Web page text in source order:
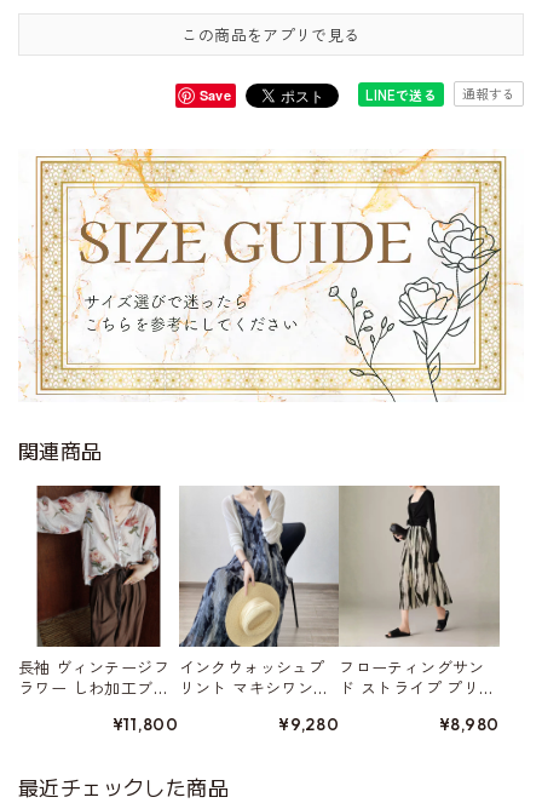
この商品をアプリで見る
Save LINEで送る 通報する
関連商品
長袖 ヴィンテージフ
ラワー しわ加工ブラ
¥11,800
インクウォッシュプ
リント マキシワン
¥9,280
フローティングサン
ド ストライプ プリー
¥8,980
最近チェックした商品